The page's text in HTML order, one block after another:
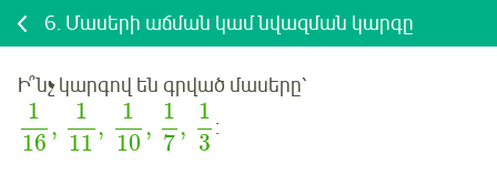
6. Մասերի աճման կամ նվազման կարգը
Ի՞նչ կարգով են գրված մասերը՝
1
16
,
1
11
,
1
10
,
1
7
,
1
3
: